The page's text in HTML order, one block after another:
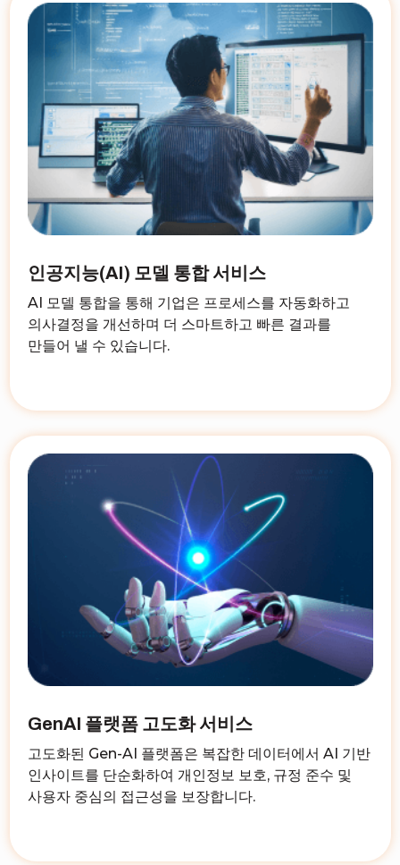
인공지능(AI) 모델 통합 서비스
AI 모델 통합을 통해 기업은 프로세스를 자동화하고
의사결정을 개선하며 더 스마트하고 빠른 결과를
만들어 낼 수 있습니다.
GenAI 플랫폼 고도화 서비스
고도화된 Gen-AI 플랫폼은 복잡한 데이터에서 AI 기반
인사이트를 단순화하여 개인정보 보호, 규정 준수 및
사용자 중심의 접근성을 보장합니다.